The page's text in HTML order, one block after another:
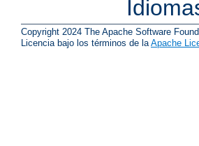
Copyright 2024 The Apache Software
Licencia bajo los términos de la Apache